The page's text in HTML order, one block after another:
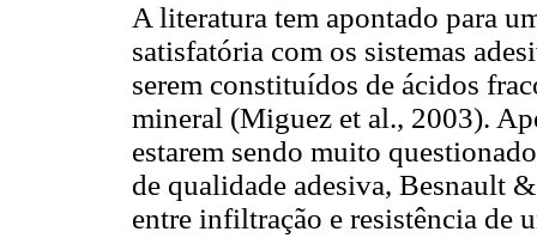
A literatura tem apontado para
satisfatória com os sistemas
serem constituídos de ácidos
mineral (Miguez et al., 2003).
estarem sendo muito
de qualidade adesiva, Besnault
entre infiltração e resistência de